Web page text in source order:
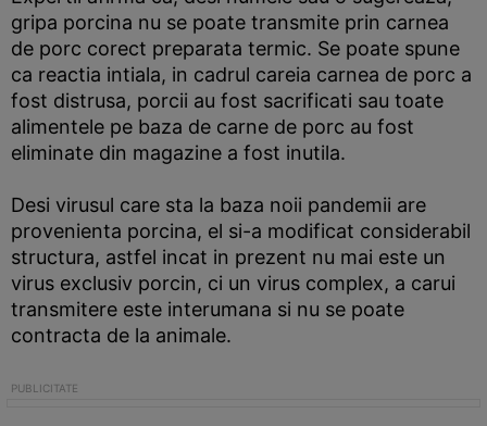
gripa porcina nu se poate transmite prin carnea
de porc corect preparata termic. Se poate spune
ca reactia intiala, in cadrul careia carnea de porc a
fost distrusa, porcii au fost sacrificati sau toate
alimentele pe baza de carne de porc au fost
eliminate din magazine a fost inutila.
Desi virusul care sta la baza noii pandemii are
provenienta porcina, el si-a modificat considerabil
structura, astfel incat in prezent nu mai este un
virus exclusiv porcin, ci un virus complex, a carui
transmitere este interumana si nu se poate
contracta de la animale.